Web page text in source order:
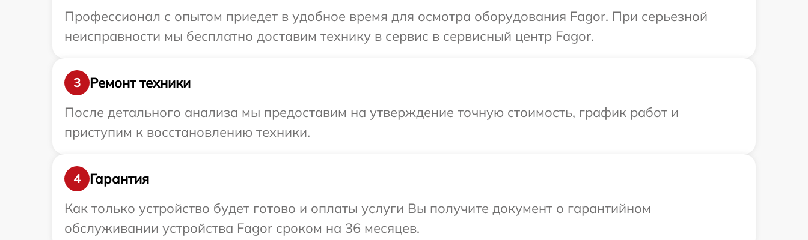
Профессионал с опытом приедет в удобное время для осмотра оборудования Fagor. При серьезной
неисправности мы бесплатно доставим технику в сервис в сервисный центр Fagor.
3
Ремонт техники
После детального анализа мы предоставим на утверждение точную стоимость, график работ и
приступим к восстановлению техники.
4
Гарантия
Как только устройство будет готово и оплаты услуги Вы получите документ о гарантийном
обслуживании устройства Fagor сроком на 36 месяцев.